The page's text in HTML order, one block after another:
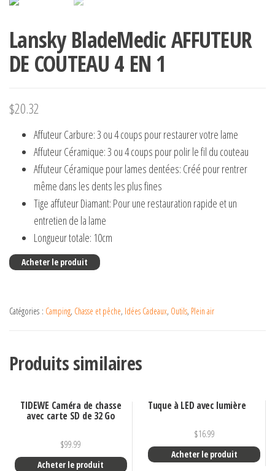
Lansky BladeMedic AFFUTEUR
DE COUTEAU 4 EN 1
$20.32
Affuteur Carbure: 3 ou 4 coups pour restaurer votre lame
Affuteur Céramique: 3 ou 4 coups pour polir le fil du couteau
Affuteur Céramique pour lames dentées: Créé pour rentrer
même dans les dents les plus fines
Tige affuteur Diamant: Pour une restauration rapide et un
entretien de la lame
Longueur totale: 10cm
Acheter le produit
Catégories : Camping, Chasse et pêche, Idées Cadeaux, Outils, Plein air
Produits similaires
TIDEWE Caméra de chasse
avec carte SD de 32 Go
$99.99
Acheter le produit
Tuque à LED avec lumière
$16.99
Acheter le produit